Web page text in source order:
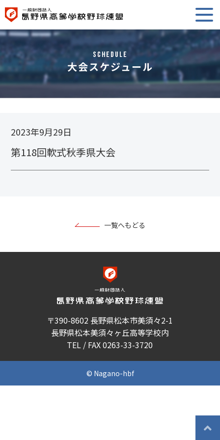
Schedule
大会スケジュール
2023年9月29日
第118回軟式秋季県大会
一覧へもどる
〒390-8602 長野県松本市美須々2-1
長野県松本美須々ヶ丘高等学校内
TEL / FAX 0263-33-3720
© Nagano-hbf